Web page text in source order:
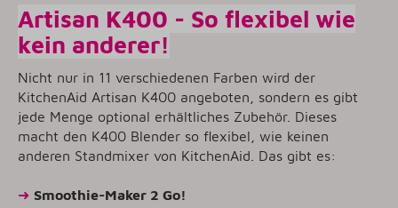
Artisan K400 - So flexibel wie
kein anderer!
Nicht nur in 11 verschiedenen Farben wird der
KitchenAid Artisan K400 angeboten, sondern es gibt
jede Menge optional erhältliches Zubehör. Dieses
macht den K400 Blender so flexibel, wie keinen
anderen Standmixer von KitchenAid. Das gibt es:
➜ Smoothie-Maker 2 Go!